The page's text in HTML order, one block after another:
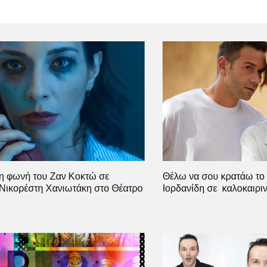
φωνή του Ζαν Κοκτώ σε
Χανιωτάκη στο Θέατρο
Θέλω να σου κρατάω το
Ιορδανίδη σε